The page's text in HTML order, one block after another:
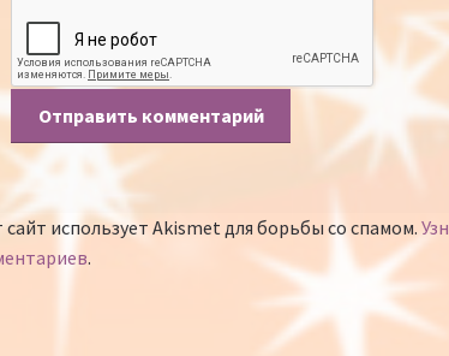
сайт использует Akismet для борьбы со спамом.
.